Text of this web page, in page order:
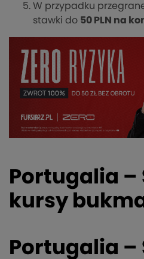
W przypadku
stawki do 50 PLN na
Portugalia –
kursy
Portugalia –